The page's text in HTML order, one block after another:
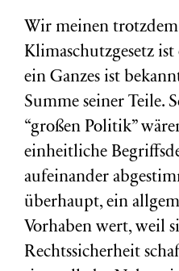
Wir meinen
Klimaschutzgesetz
ein Ganzes ist
Summe seiner Teile.
“großen Politik”
einheitliche
aufeinander
überhaupt, ein
Vorhaben wert, weil
Rechtssicherheit